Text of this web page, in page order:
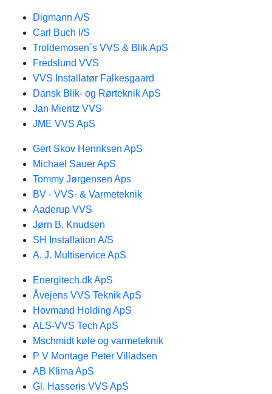
Digmann A/S
Carl Buch I/S
Troldemosen´s VVS & Blik ApS
Fredslund VVS
VVS Installatør Falkesgaard
Dansk Blik- og Rørteknik ApS
Jan Mieritz VVS
JME VVS ApS
Gert Skov Henriksen ApS
Michael Sauer ApS
Tommy Jørgensen Aps
BV - VVS- & Varmeteknik
Aaderup VVS
Jørn B. Knudsen
SH Installation A/S
A. J. Multiservice ApS
Energitech.dk ApS
Åvejens VVS Teknik ApS
Hovmand Holding ApS
ALS-VVS Tech ApS
Mschmidt køle og varmeteknik
P V Montage Peter Villadsen
AB Klima ApS
Gl. Hasseris VVS ApS